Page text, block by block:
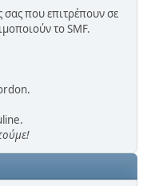
σας που επιτρέπουν σε
το SMF.